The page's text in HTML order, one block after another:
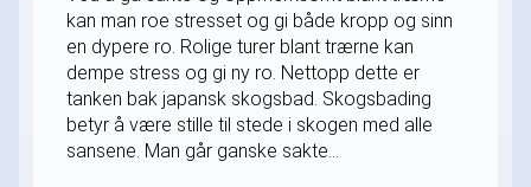
kan man roe stresset og gi både kropp og sinn
en dypere ro. Rolige turer blant trærne kan
dempe stress og gi ny ro. Nettopp dette er
tanken bak japansk skogsbad. Skogsbading
betyr å være stille til stede i skogen med alle
sansene. Man går ganske sakte...